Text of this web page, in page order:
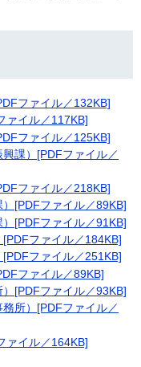
ファイル／132KB]
ァイル／117KB]
ファイル／125KB]
課）[PDFファイル／
ファイル／218KB]
[PDFファイル／89KB]
[PDFファイル／91KB]
ファイル／184KB]
ファイル／251KB]
ファイル／89KB]
[PDFファイル／93KB]
所）[PDFファイル／
ァイル／164KB]